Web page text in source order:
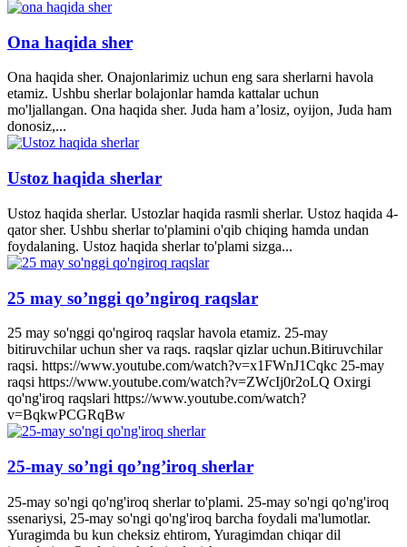
Ona haqida sher
Ona haqida sher. Onajonlarimiz uchun eng sara sherlarni havola
etamiz. Ushbu sherlar bolajonlar hamda kattalar uchun
mo'ljallangan. Ona haqida sher. Juda ham a’losiz, oyijon, Juda ham
donosiz,...
Ustoz haqida sherlar
Ustoz haqida sherlar. Ustozlar haqida rasmli sherlar. Ustoz haqida 4-
qator sher. Ushbu sherlar to'plamini o'qib chiqing hamda undan
foydalaning. Ustoz haqida sherlar to'plami sizga...
25 may so’nggi qo’ngiroq raqslar
25 may so'nggi qo'ngiroq raqslar havola etamiz. 25-may
bitiruvchilar uchun sher va raqs. raqslar qizlar uchun.Bitiruvchilar
raqsi. https://www.youtube.com/watch?v=x1FWnJ1Cqkc 25-may
raqsi https://www.youtube.com/watch?v=ZWcIj0r2oLQ Oxirgi
qo'ng'iroq raqslari https://www.youtube.com/watch?
v=BqkwPCGRqBw
25-may so’ngi qo’ng’iroq sherlar
25-may so'ngi qo'ng'iroq sherlar to'plami. 25-may so'ngi qo'ng'iroq
ssenariysi, 25-may so'ngi qo'ng'iroq barcha foydali ma'lumotlar.
Yuragimda bu kun cheksiz ehtirom, Yuragimdan chiqar dil